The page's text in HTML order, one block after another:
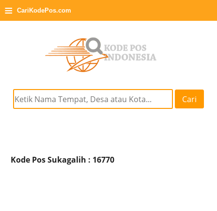
≡ CariKodePos.com
Cari
Kode Pos Sukagalih : 16770